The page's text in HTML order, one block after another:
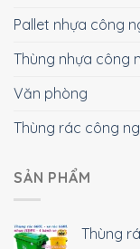
Pallet nhựa công
Thùng nhựa công
Văn phòng
Thùng rác công
SẢN PHẨM
Thùng